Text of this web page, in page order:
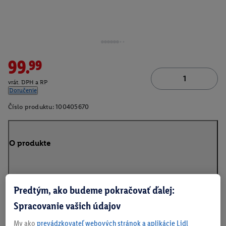
99.99
vrát. DPH a RP
Doručenie
Číslo produktu: 100405670
O produkte
Na stiahnutie
Predtým, ako budeme pokračovať ďalej:
Spracovanie vašich údajov
My ako prevádzkovateľ webových stránok a aplikácie Lidl